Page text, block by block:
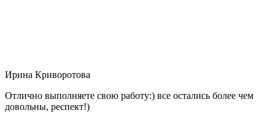
Ирина Криворотова
Отлично выполняете свою работу:) все остались более чем
довольны, респект!)